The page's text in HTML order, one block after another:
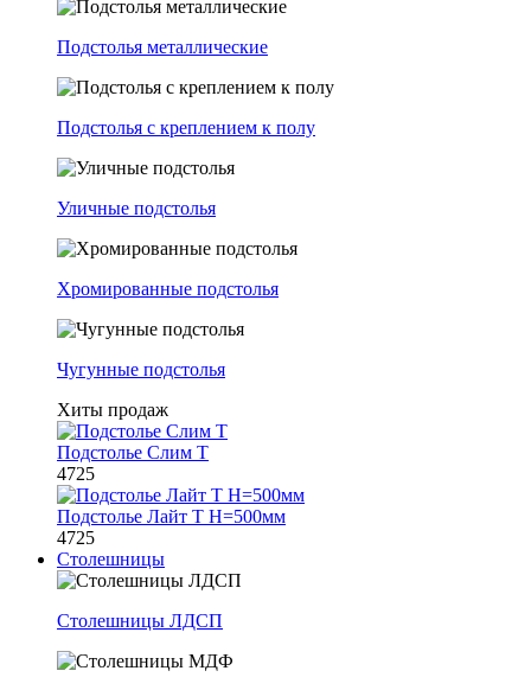
Подстолья металлические
Подстолья с креплением к полу
Уличные подстолья
Хромированные подстолья
Чугунные подстолья
Хиты продаж
Подстолье Слим Т
4725
Подстолье Лайт Т H=500мм
4725
Столешницы
Столешницы ЛДСП